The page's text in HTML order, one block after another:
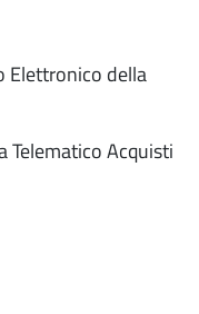
Elettronico della
Telematico Acquisti